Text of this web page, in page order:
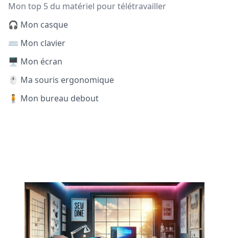
Mon top 5 du matériel pour télétravailler
🎧 Mon casque
⌨️ Mon clavier
🖥️ Mon écran
🖱️ Ma souris ergonomique
🧍 Mon bureau debout